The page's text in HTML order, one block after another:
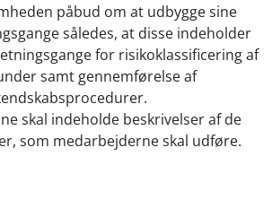
påbud om at udbygge sine
således, at disse indeholder
for risikoklassificering af
samt gennemførelse af
skal indeholde beskrivelser af de
som medarbejderne skal udføre.